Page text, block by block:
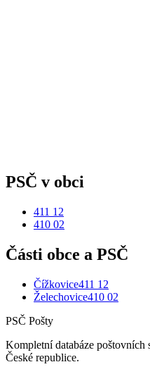
PSČ v obci
411 12
410 02
Části obce a PSČ
Čížkovice411 12
Želechovice410 02
PSČ Pošty
Kompletní databáze poštovních
České republice.